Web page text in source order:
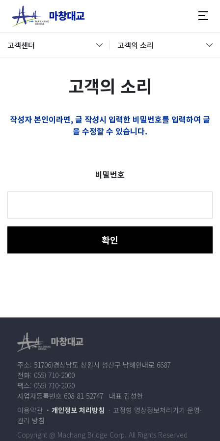
고객센터 고객의 소리
고객의 소리
작성자 본인이라면, 글 작성시 입력한 비밀번호를 입력하여 글
을 수정할 수 있습니다.
비밀번호
확인
주소: 51706)경상남도 창원시 성산구 남해안대로 6687
전화: 055) 710-2000
팩스: 055) 710-2020
사업자등록번호 608-81-52747 대표 김성환
이용약관
개인정보 처리방침
고정형 영상정보처리기기 운영·
관리 방침
Copyright @ Machang Bridge Corp. All Rights Reserved